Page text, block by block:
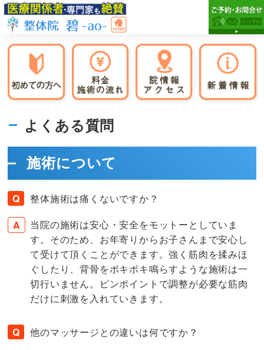
Skip
to
primary
navigation
Skip
to
main
content
Skip
to
primary
sidebar
市
原
整
体
体
碧-
ao-
腰
膝
痛
が
門
の
整
体
よくある質問
施術について
整体施術は痛くないですか？
当院の施術は安心・安全をモットーとしていま
す。そのため、お年寄りからお子さんまで安心し
て受けて頂くことができます。強く筋肉を揉みほ
ぐしたり、背骨をボキボキ鳴らすような施術は一
切行いません。ピンポイントで調整が必要な筋肉
だけに刺激を入れていきます。
他のマッサージとの違いは何ですか？